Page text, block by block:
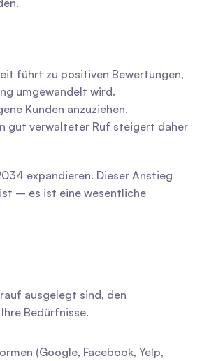
führt zu positiven Bewertungen,
umgewandelt wird.
Kunden anzuziehen.
gut verwalteter Ruf steigert daher
expandieren. Dieser Anstieg
– es ist eine wesentliche
ausgelegt sind, den
Bedürfnisse.
(Google, Facebook, Yelp,